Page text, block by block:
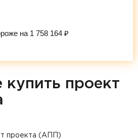
на 1 758 164 ₽
проект
проекта (АПП)